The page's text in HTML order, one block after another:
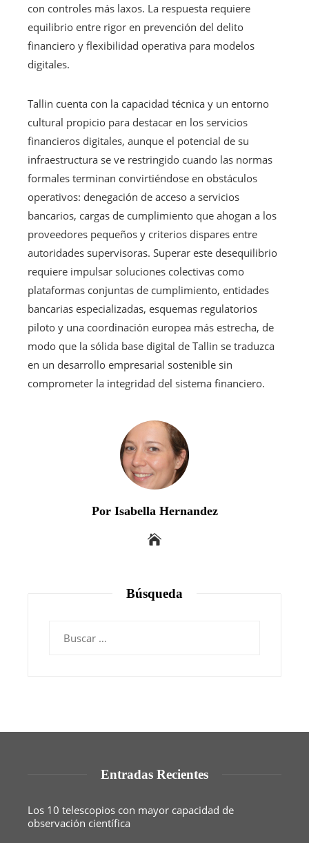
con controles más laxos. La respuesta requiere
equilibrio entre rigor en prevención del delito
financiero y flexibilidad operativa para modelos
digitales.
Tallin cuenta con la capacidad técnica y un entorno
cultural propicio para destacar en los servicios
financieros digitales, aunque el potencial de su
infraestructura se ve restringido cuando las normas
formales terminan convirtiéndose en obstáculos
operativos: denegación de acceso a servicios
bancarios, cargas de cumplimiento que ahogan a los
proveedores pequeños y criterios dispares entre
autoridades supervisoras. Superar este desequilibrio
requiere impulsar soluciones colectivas como
plataformas conjuntas de cumplimiento, entidades
bancarias especializadas, esquemas regulatorios
piloto y una coordinación europea más estrecha, de
modo que la sólida base digital de Tallin se traduzca
en un desarrollo empresarial sostenible sin
comprometer la integridad del sistema financiero.
Por Isabella Hernandez
Búsqueda
Entradas Recientes
Los 10 telescopios con mayor capacidad de
observación científica